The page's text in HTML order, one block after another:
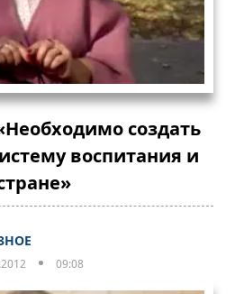
создать
воспитания и
09:08